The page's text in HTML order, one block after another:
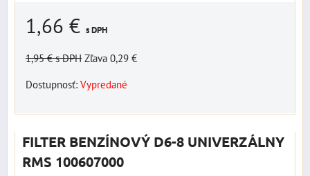
1,66 € s DPH
1,95 €s DPH Zľava 0,29 €
Dostupnosť: Vypredané
FILTER BENZÍNOVÝ D6-8 UNIVERZÁLNY
RMS 100607000